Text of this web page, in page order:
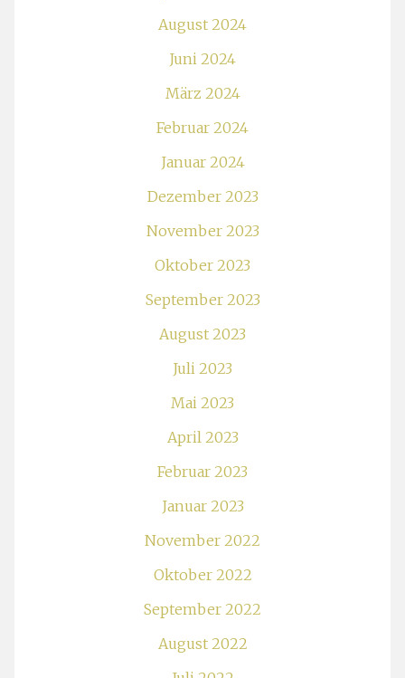
August 2024
Juni 2024
März 2024
Februar 2024
Januar 2024
Dezember 2023
November 2023
Oktober 2023
September 2023
August 2023
Juli 2023
Mai 2023
April 2023
Februar 2023
Januar 2023
November 2022
Oktober 2022
September 2022
August 2022